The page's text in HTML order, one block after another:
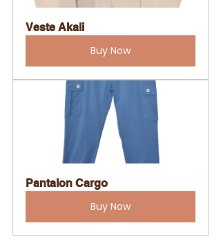
Veste Akali
Buy Now
Pantalon Cargo
Buy Now